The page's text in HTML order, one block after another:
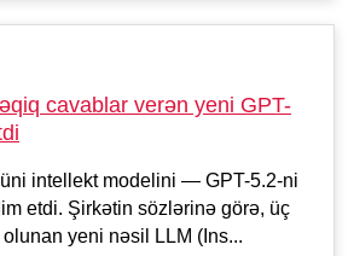
cavablar verən yeni GPT-
intellekt modelini — GPT-5.2-ni
etdi. Şirkətin sözlərinə görə, üç
yeni nəsil LLM (Ins...